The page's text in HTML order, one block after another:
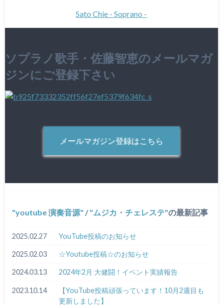
Sato Chie - Soprano -
ソプラノ歌手・佐藤智恵のメールマガ
ジンにご登録下さい
メールマガジン登録はこちら
youtube 演奏音源 / ムジカ・チェレステ の最新記事
2025.02.27 YouTube投稿のお知らせ
2025.02.03 ☆Youtube投稿☆のお知らせ
2024.03.13 2024年2月 大健闘！イベント実績報告
2023.10.14
【YouTube投稿頑張っています！10月2週目も
更新しました】